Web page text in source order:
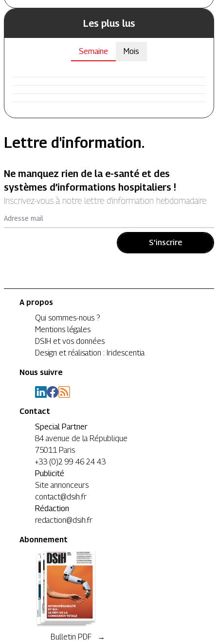
Les plus lus
Semaine Mois
Lettre d'information.
Ne manquez rien de la e-santé et des
systèmes d’informations hospitaliers !
Inscrivez-vous à notre lettre d’information hebdomadaire.
Adresse mail
S'inscrire
A propos
Qui sommes-nous ?
Mentions légales
DSIH et vos données
Design et réalisation : Iridescentia
Nous suivre
Contact
Special Partner
84 avenue de la République
75011 Paris
+33 (0)2 99 46 24 43
Publicité
Site annonceurs
contact@dsih.fr
Rédaction
redaction@dsih.fr
Abonnement
Bulletin PDF →